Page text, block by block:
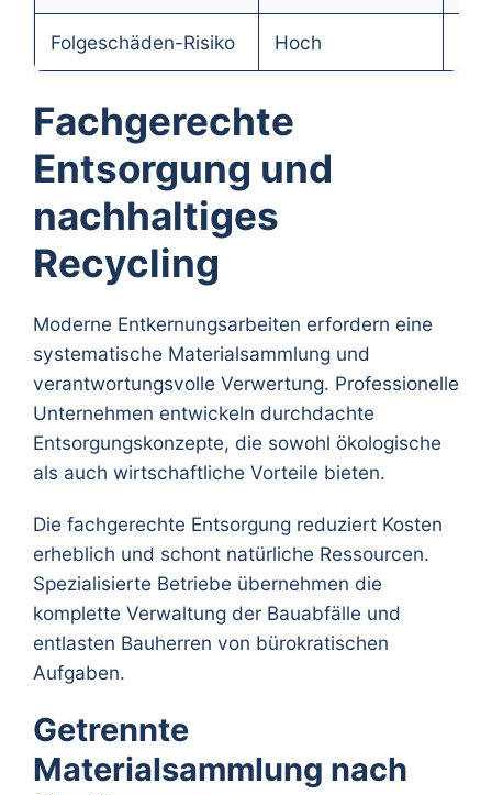
Folgeschäden-Risiko Hoch
Fachgerechte
Entsorgung und
nachhaltiges
Recycling
Moderne Entkernungsarbeiten erfordern eine
systematische Materialsammlung und
verantwortungsvolle Verwertung. Professionelle
Unternehmen entwickeln durchdachte
Entsorgungskonzepte, die sowohl ökologische
als auch wirtschaftliche Vorteile bieten.
Die fachgerechte Entsorgung reduziert Kosten
erheblich und schont natürliche Ressourcen.
Spezialisierte Betriebe übernehmen die
komplette Verwaltung der Bauabfälle und
entlasten Bauherren von bürokratischen
Aufgaben.
Getrennte
Materialsammlung nach